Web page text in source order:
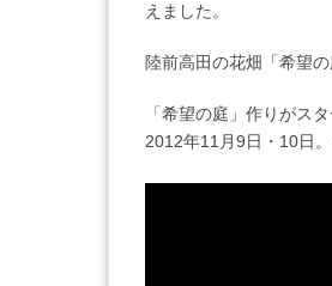
えました。
陸前高田の花畑「希望
「希望の庭」作りがス
2012年11月9日・10日